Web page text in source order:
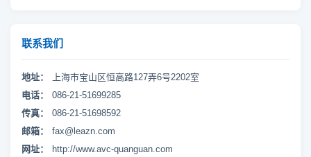
联系我们
地址：
上海市宝山区恒高路127弄6号2202室
电话：
086-21-51699285
传真：
086-21-51698592
邮箱：
fax@leazn.com
网址：
http://www.avc-quanguan.com